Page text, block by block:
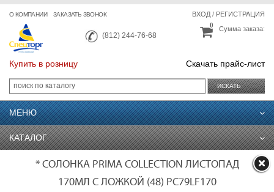
О КОМПАНИИ ЗАКАЗАТЬ ЗВОНОК
(812) 244-76-68
ВХОД/ РЕГИСТРАЦИЯ
Сумма заказа:
0
Купить в розницу Скачать прайс-лист
ИСКАТЬ
МЕНЮ
КАТАЛОГ
* СОЛОНКА PRIMA COLLECTION ЛИСТОПАД
170МЛ С ЛОЖКОЙ (48) PC79LF170